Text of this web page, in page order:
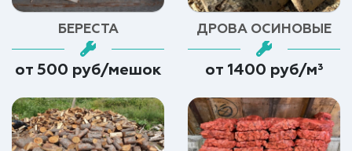
БЕРЕСТА
от 500 руб/мешок
ДРОВА ОСИНОВЫЕ
от 1400 руб/м³